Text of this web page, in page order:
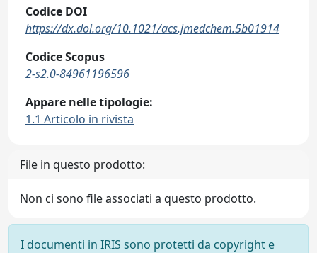
Codice DOI
https://dx.doi.org/10.1021/acs.jmedchem.5b01914
Codice Scopus
2-s2.0-84961196596
Appare nelle tipologie:
1.1 Articolo in rivista
File in questo prodotto:
Non ci sono file associati a questo prodotto.
I documenti in IRIS sono protetti da copyright e